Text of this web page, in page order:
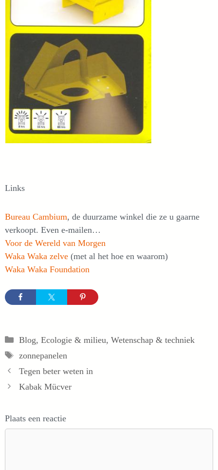
Links
Bureau Cambium, de duurzame winkel die ze u gaarne
verkoopt. Even e-mailen…
Voor de Wereld van Morgen
Waka Waka zelve (met al het hoe en waarom)
Waka Waka Foundation
Categorieën
Blog, Ecologie & milieu, Wetenschap & techniek
Tags
zonnepanelen
Tegen beter weten in
Kabak Mücver
Plaats een reactie